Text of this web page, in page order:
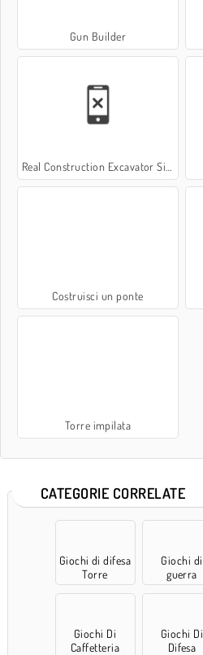
Gun Builder
Real Construction Excavator Simulator
Costruisci un ponte
Torre impilata
CATEGORIE CORRELATE
Giochi di difesa
Torre
Giochi di
guerra
Giochi Di
Caffetteria
Giochi Di
Difesa